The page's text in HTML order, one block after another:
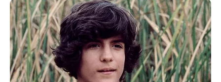
ПАРТНЕРСЬКІ МАТЕРІАЛИ ПОДІЇ
Попит на нерухомість в
Ужгороді зростає – аналітика
девелопера підтверджує
загальнонаціональний інтерес
07.08.2026